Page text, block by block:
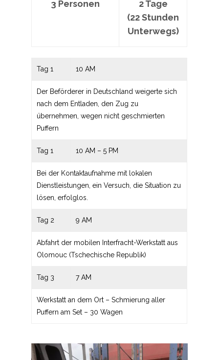
3 Personen
2 Tage
(22 Stunden
Unterwegs)
Tag 1 10 AM
Der Beförderer in Deutschland weigerte sich
nach dem Entladen, den Zug zu
übernehmen, wegen nicht geschmierten
Puffern
Tag 1 10 AM – 5 PM
Bei der Kontaktaufnahme mit lokalen
Dienstleistungen, ein Versuch, die Situation zu
lösen, erfolglos.
Tag 2 9 AM
Abfahrt der mobilen Interfracht-Werkstatt aus
Olomouc (Tschechische Republik)
Tag 3 7 AM
Werkstatt an dem Ort – Schmierung aller
Puffern am Set – 30 Wagen